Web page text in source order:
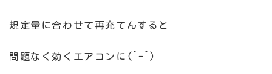
規定量に合わせて再充てんすると
問題なく効くエアコンに(^-^)